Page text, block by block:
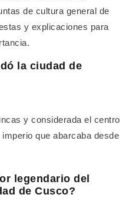
de cultura general de
y explicaciones para
la ciudad de
y considerada el centro
que abarcaba desde
legendario del
de Cusco?